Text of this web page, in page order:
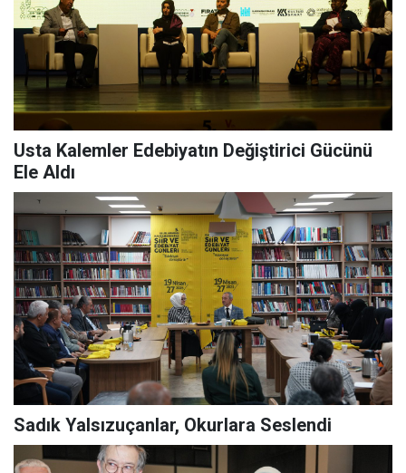
Usta Kalemler Edebiyatın Değiştirici Gücünü
Ele Aldı
Sadık Yalsızuçanlar, Okurlara Seslendi